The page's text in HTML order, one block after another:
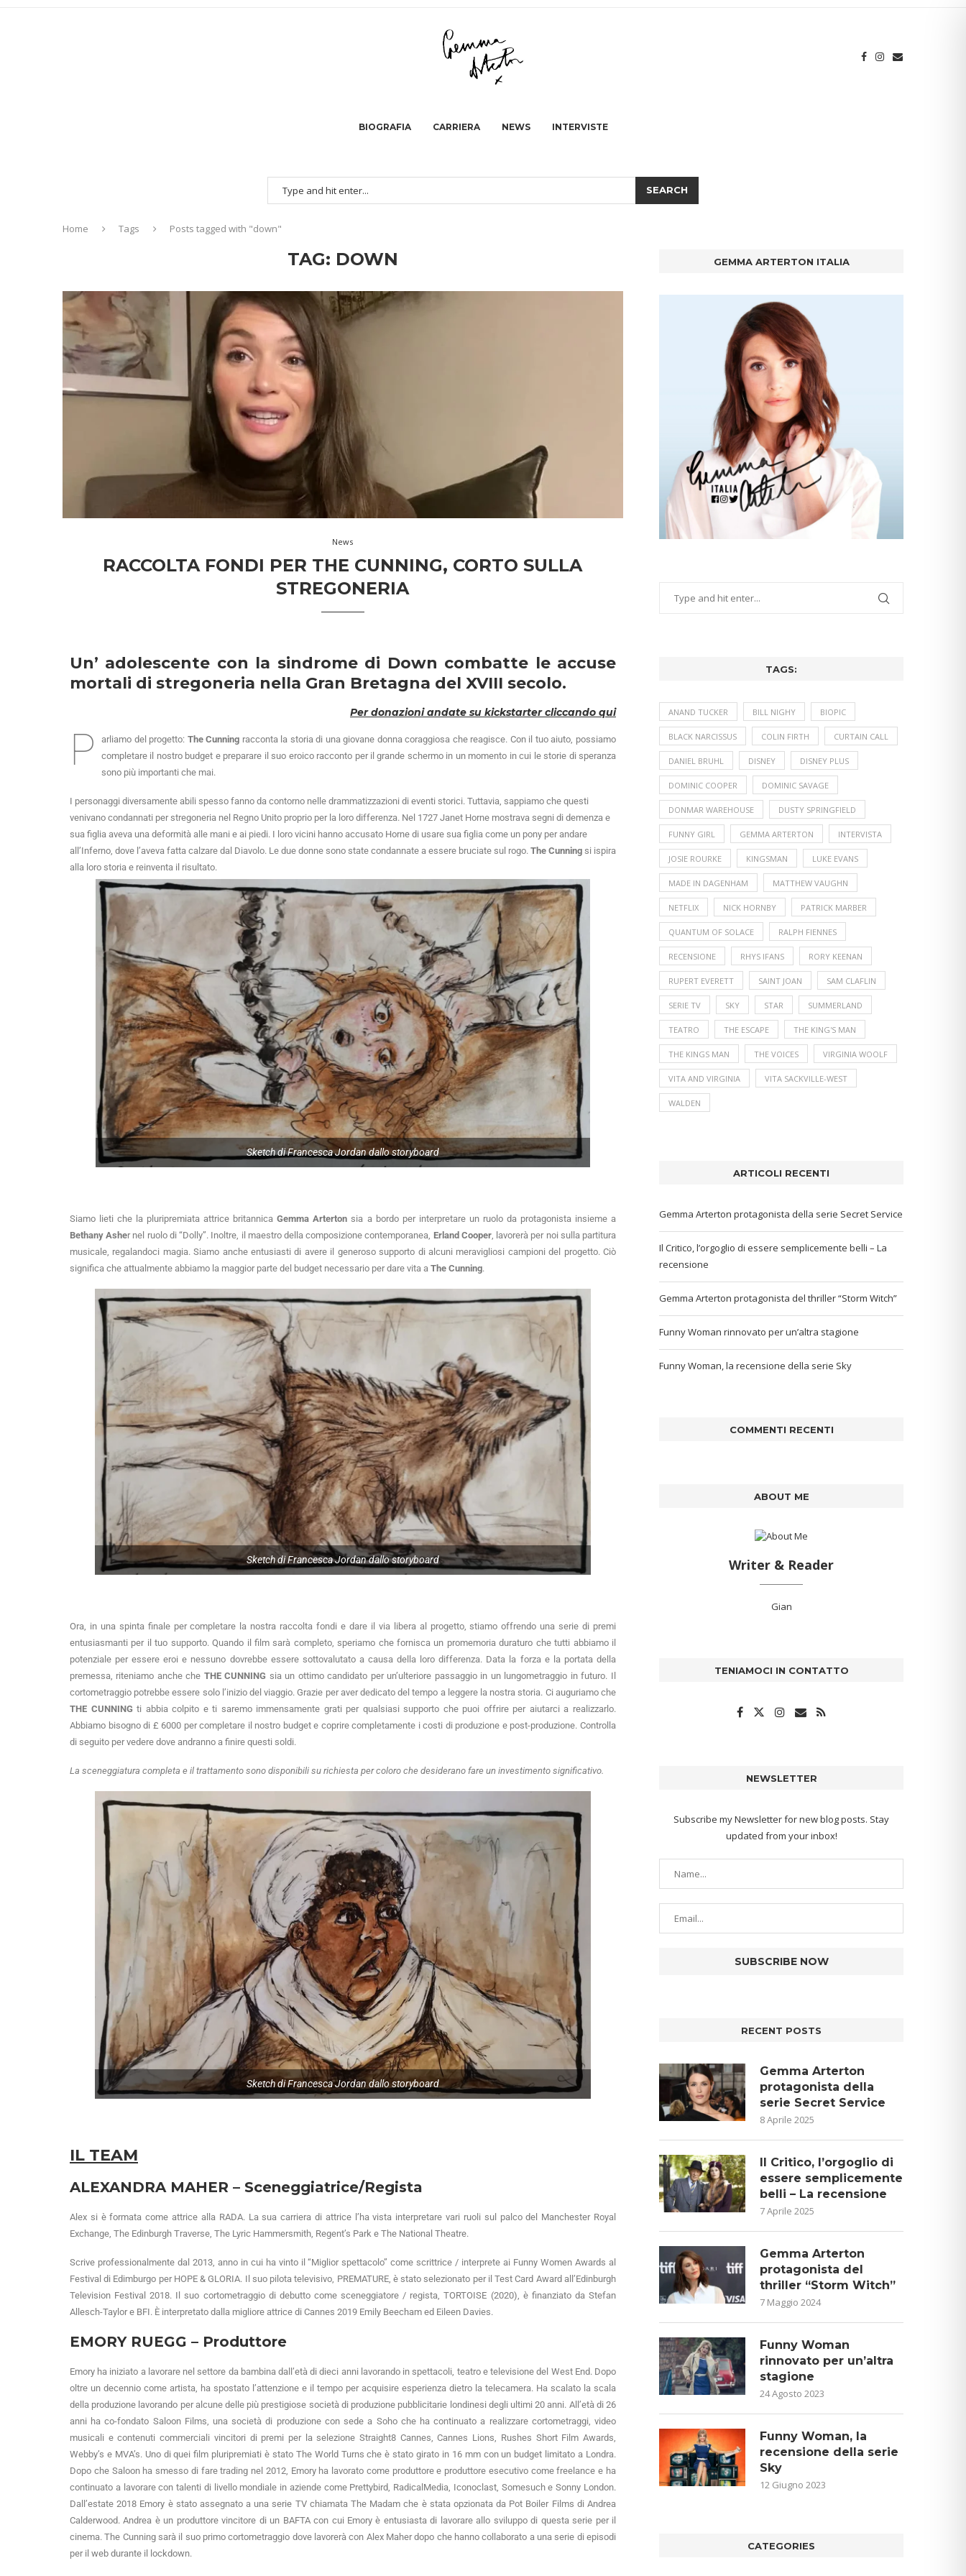
BIOGRAFIA CARRIERA NEWS INTERVISTE
SEARCH
Home Tags Posts tagged with "down"
TAG: DOWN
News
RACCOLTA FONDI PER THE CUNNING, CORTO SULLA
STREGONERIA
Un’ adolescente con la sindrome di Down combatte le accuse
mortali di stregoneria nella Gran Bretagna del XVIII secolo.
Per donazioni andate su kickstarter cliccando qui
P arliamo del progetto: The Cunning racconta la storia di una giovane donna coraggiosa che reagisce. Con il tuo aiuto, possiamo
completare il nostro budget e preparare il suo eroico racconto per il grande schermo in un momento in cui le storie di speranza
sono più importanti che mai.
I personaggi diversamente abili spesso fanno da contorno nelle drammatizzazioni di eventi storici. Tuttavia, sappiamo che questi
venivano condannati per stregoneria nel Regno Unito proprio per la loro differenza. Nel 1727 Janet Horne mostrava segni di demenza e
sua figlia aveva una deformità alle mani e ai piedi. I loro vicini hanno accusato Horne di usare sua figlia come un pony per andare
all’Inferno, dove l’aveva fatta calzare dal Diavolo. Le due donne sono state condannate a essere bruciate sul rogo. The Cunning si ispira
alla loro storia e reinventa il risultato.
Sketch di Francesca Jordan dallo storyboard
Siamo lieti che la pluripremiata attrice britannica Gemma Arterton
Bethany Asher nel ruolo di “Dolly”. Inoltre, il maestro della composizione contemporanea, Erland Cooper, lavorerà per noi sulla partitura
musicale, regalandoci magia. Siamo anche entusiasti di avere il generoso supporto di alcuni meravigliosi campioni del progetto. Ciò
significa che attualmente abbiamo la maggior parte del budget necessario per dare vita a The Cunning.
Sketch di Francesca Jordan dallo storyboard
Ora, in una spinta finale per completare la nostra raccolta fondi e dare il via libera al progetto, stiamo offrendo una serie di premi
entusiasmanti per il tuo supporto. Quando il film sarà completo, speriamo che fornisca un promemoria duraturo che tutti abbiamo il
potenziale per essere eroi e nessuno dovrebbe essere sottovalutato a causa della loro differenza. Data la forza e la portata della
premessa, riteniamo anche che THE CUNNING sia un ottimo candidato per un’ulteriore passaggio in un lungometraggio in futuro. Il
cortometraggio potrebbe essere solo l’inizio del viaggio. Grazie per aver dedicato del tempo a leggere la nostra storia. Ci auguriamo che
THE CUNNING ti abbia colpito e ti saremo immensamente grati per qualsiasi supporto che puoi offrire per aiutarci a realizzarlo.
Abbiamo bisogno di £ 6000 per completare il nostro budget e coprire completamente i costi di produzione e post-produzione. Controlla
di seguito per vedere dove andranno a finire questi soldi.
La sceneggiatura completa e il trattamento sono disponibili su richiesta per coloro che desiderano fare un investimento significativo.
Sketch di Francesca Jordan dallo storyboard
IL TEAM
ALEXANDRA MAHER – Sceneggiatrice/Regista
Alex si è formata come attrice alla RADA. La sua carriera di attrice l’ha vista interpretare vari ruoli sul palco del Manchester Royal
Exchange, The Edinburgh Traverse, The Lyric Hammersmith, Regent’s Park e The National Theatre.
Scrive professionalmente dal 2013, anno in cui ha vinto il “Miglior spettacolo” come scrittrice / interprete ai Funny Women Awards al
Festival di Edimburgo per HOPE & GLORIA. Il suo pilota televisivo, PREMATURE, è stato selezionato per il Test Card Award all’Edinburgh
Television Festival 2018. Il suo cortometraggio di debutto come sceneggiatore / regista, TORTOISE (2020), è finanziato da Stefan
Allesch-Taylor e BFI. È interpretato dalla migliore attrice di Cannes 2019 Emily Beecham ed Eileen Davies.
EMORY RUEGG – Produttore
Emory ha iniziato a lavorare nel settore da bambina dall’età di dieci anni lavorando in spettacoli, teatro e televisione del West End. Dopo
oltre un decennio come artista, ha spostato l’attenzione e il tempo per acquisire esperienza dietro la telecamera. Ha scalato la scala
della produzione lavorando per alcune delle più prestigiose società di produzione pubblicitarie londinesi degli ultimi 20 anni. All’età di 26
anni ha co-fondato Saloon Films, una società di produzione con sede a Soho che ha continuato a realizzare cortometraggi, video
musicali e contenuti commerciali vincitori di premi per la selezione Straight8 Cannes, Cannes Lions, Rushes Short Film Awards,
Webby’s e MVA’s. Uno di quei film pluripremiati è stato The World Turns che è stato girato in 16 mm con un budget limitato a Londra.
Dopo che Saloon ha smesso di fare trading nel 2012, Emory ha lavorato come produttore e produttore esecutivo come freelance e ha
continuato a lavorare con talenti di livello mondiale in aziende come Prettybird, RadicalMedia, Iconoclast, Somesuch e Sonny London.
Dall’estate 2018 Emory è stato assegnato a una serie TV chiamata The Madam che è stata opzionata da Pot Boiler Films di Andrea
Calderwood. Andrea è un produttore vincitore di un BAFTA con cui Emory è entusiasta di lavorare allo sviluppo di questa serie per il
cinema. The Cunning sarà il suo primo cortometraggio dove lavorerà con Alex Maher dopo che hanno collaborato a una serie di episodi
per il web durante il lockdown.
GEMMA ARTERTON ITALIA
TAGS:
ANAND TUCKER BILL NIGHY BIOPIC
BLACK NARCISSUS COLIN FIRTH CURTAIN CALL
DANIEL BRUHL DISNEY DISNEY PLUS
DOMINIC COOPER DOMINIC SAVAGE
DONMAR WAREHOUSE DUSTY SPRINGFIELD
FUNNY GIRL GEMMA ARTERTON INTERVISTA
JOSIE ROURKE KINGSMAN LUKE EVANS
MADE IN DAGENHAM MATTHEW VAUGHN
NETFLIX NICK HORNBY PATRICK MARBER
QUANTUM OF SOLACE RALPH FIENNES
RECENSIONE RHYS IFANS RORY KEENAN
RUPERT EVERETT SAINT JOAN SAM CLAFLIN
SERIE TV SKY STAR SUMMERLAND
TEATRO THE ESCAPE THE KING'S MAN
THE KINGS MAN THE VOICES VIRGINIA WOOLF
VITA AND VIRGINIA VITA SACKVILLE-WEST
WALDEN
ARTICOLI RECENTI
Gemma Arterton protagonista della serie Secret Service
Il Critico, l’orgoglio di essere semplicemente belli – La
recensione
Gemma Arterton protagonista del thriller “Storm Witch”
Funny Woman rinnovato per un’altra stagione
Funny Woman, la recensione della serie Sky
COMMENTI RECENTI
ABOUT ME
Writer & Reader
Gian
TENIAMOCI IN CONTATTO
NEWSLETTER
Subscribe my Newsletter for new blog posts. Stay
updated from your inbox!
RECENT POSTS
Gemma Arterton
protagonista della
serie Secret Service
8 Aprile 2025
Il Critico, l’orgoglio di
essere semplicemente
belli – La recensione
7 Aprile 2025
Gemma Arterton
protagonista del
thriller “Storm Witch”
7 Maggio 2024
Funny Woman
rinnovato per un’altra
stagione
24 Agosto 2023
Funny Woman, la
recensione della serie
Sky
12 Giugno 2023
CATEGORIES